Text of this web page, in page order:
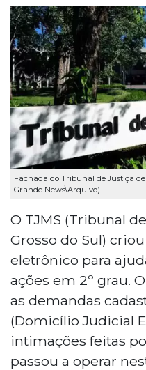
Fachada do Tribunal de Justiça de
Grande News\Arquivo)
O TJMS (Tribunal
Grosso do Sul)
eletrônico para
ações em 2º grau.
as demandas
(Domicílio Judicial
intimações feitas
passou a operar